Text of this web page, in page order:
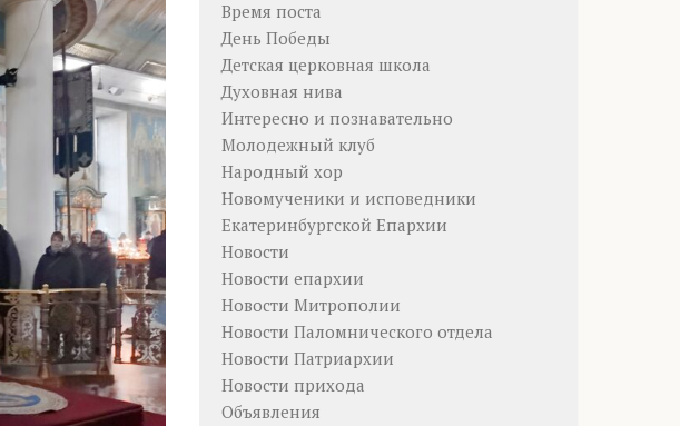
Время поста
День Победы
Детская церковная школа
Духовная нива
Интересно и познавательно
Молодежный клуб
Народный хор
Новомученики и исповедники
Екатеринбургской Епархии
Новости
Новости епархии
Новости Митрополии
Новости Паломнического отдела
Новости Патриархии
Новости прихода
Объявления